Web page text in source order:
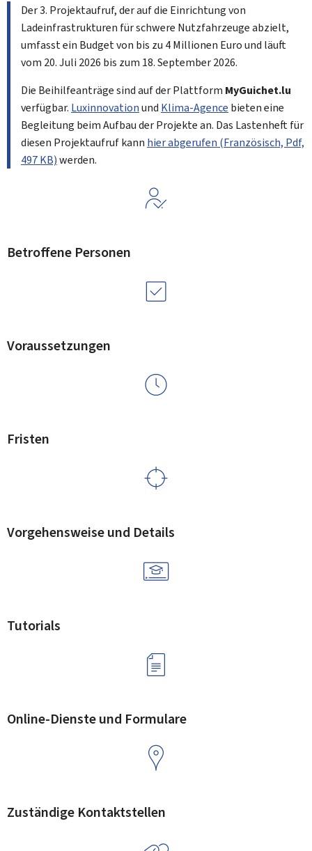
Der 3. Projektaufruf, der auf die Einrichtung von
Ladeinfrastrukturen für schwere Nutzfahrzeuge abzielt,
umfasst ein Budget von bis zu 4 Millionen Euro und läuft
vom 20. Juli 2026 bis zum 18. September 2026.
Die Beihilfeanträge sind auf der Plattform MyGuichet.lu
verfügbar. Luxinnovationund Klima-Agence bieten eine
Begleitung beim Aufbau der Projekte an. Das Lastenheft für
diesen Projektaufruf kann hier abgerufen (Französisch, Pdf,
497 KB)werden.
Betroffene Personen
Voraussetzungen
Fristen
Vorgehensweise und Details
Tutorials
Online-Dienste und Formulare
Zuständige Kontaktstellen